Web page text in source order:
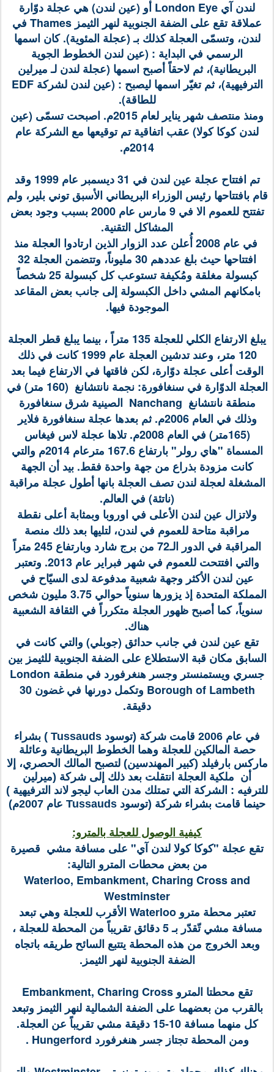
لندن آي London Eye أو (عين لندن) هي عجلة دوّارة
عملاقة تقع على الضفة الجنوبية لنهر الثيمز Thames في
لندن، وتسمّى العجلة كذلك بـ (عجلة المئوية). كان اسمها
الرسمي في البداية : (عين لندن الخطوط الجوية
البريطانية)، ثم لاحقاً أصبح اسمها (عجلة لندن لـ ميرلين
الترفيهية)، ثم تغيّر اسمها ليصبح : (عين لندن لشركة EDF
للطاقة).
ومنذ منتصف شهر يناير لعام 2015م. اصبحت تسمّى (عين
لندن كوكا كولا) عقب اتفاقية تم توقيعها مع الشركة عام
2014م.
تم افتتاح عجلة عين لندن في 31 ديسمبر عام 1999 وقد
قام بافتتاحها رئيس الوزراء البريطاني الأسبق توني بلير، ولم
تفتتح للعموم الا في 9 مارس عام 2000 بسبب وجود بعض
المشاكل التقنية.
في عام 2008 أُعلن عدد الزوار الذين ارتادوا العجلة منذ
افتتاحها حيث بلغ عددهم 30 مليوناً، وتتضمن العجلة 32
كبسولة مغلقة ومُكيفة تستوعب كل كبسولة 25 شخصاً
بامكانهم المشي داخل الكبسولة إلى جانب بعض المقاعد
الموجودة فيها.
يبلغ الارتفاع الكلي للعجلة 135 متراً ، بينما يبلغ قطر العجلة
120 متر، وعند تدشين العجلة عام 1999 كانت في ذلك
الوقت أعلى عجلة دوّارة، لكن فاقتها في الارتفاع فيما بعد
العجلة الدوّارة في سنغافورة: نجمة نانتشانغ (160 متر) في
منطقة نانتشانغ Nanchang الصينية شرق سنغافورة
وذلك في العام 2006م. ثم بعدها عجلة سنغافورة فلاير
(165متر) في العام 2008م. تلاها عجلة لاس فيغاس
المسماة "هاي رولر" بارتفاع 167.6 مترعام 2014م والتي
كانت مزودة بذراع من جهة واحدة فقط. بيد أن الجهة
المشغلة لعجلة لندن تصف العجلة بانها أطول عجلة مراقبة
(ناتئة) في العالم.
ولاتزال عين لندن الأعلى في اوروبا وبمثابة أعلى نقطة
مراقبة متاحة للعموم في لندن، لتليها بعد ذلك منصة
المراقبة في الدور الـ72 من برج شارد وبارتفاع 245 متراً
والتي افتتحت للعموم في شهر فبراير عام 2013. وتعتبر
عين لندن الأكثر وجهة شعبية مدفوعة لدى السيّاح في
المملكة المتحدة إذ يزورها سنوياً حوالي 3.75 مليون شخص
سنوياً، كما أصبح ظهور العجلة متكرراً في الثقافة الشعبية
هناك.
تقع عين لندن في جانب حدائق (جوبلي) والتي كانت في
السابق مكان قبة الاستطلاع على الضفة الجنوبية للثيمز بين
جسري ويستمنستر وجسر هنغرفورد في منطقة London
Borough of Lambeth وتكمل دورنها في غضون 30
دقيقة.
في عام 2006 قامت شركة (توسود Tussauds ) بشراء
حصة المالكين للعجلة وهما الخطوط البريطانية وعائلة
ماركس بارفيلد (كبير المهندسين) لتصبح المالك الحصري، إلا
أن ملكية العجلة انتقلت بعد ذلك إلى شركة (ميرلين
للترفيه : الشركة التي تمتلك مدن العاب ليجو لاند الترفيهية )
حينما قامت بشراء شركة (توسود Tussauds عام 2007م)
كيفية الوصول للعجلة بالمترو:
تقع عجلة "كوكا كولا لندن آي" على مسافة مشي قصيرة
من بعض محطات المترو التالية:
Waterloo, Embankment, Charing Cross and
Westminster
تعتبر محطة مترو Waterloo الأقرب للعجلة وهي تبعد
مسافة مشي تّقدّر بـ 5 دقائق تقريباً من المحطة للعجلة ،
وبعد الخروج من هذه المحطة يتتبع السائح طريقه باتجاه
الضفة الجنوبية لنهر الثيمز.
تقع محطتا المترو Embankment, Charing Cross
بالقرب من بعضهما على الضفة الشمالية لنهر الثيمز وتبعد
كل منهما مسافة 10-15 دقيقة مشي تقريباً عن العجلة.
ومن المحطة تجتاز جسر هنغرفورد Hungerford .